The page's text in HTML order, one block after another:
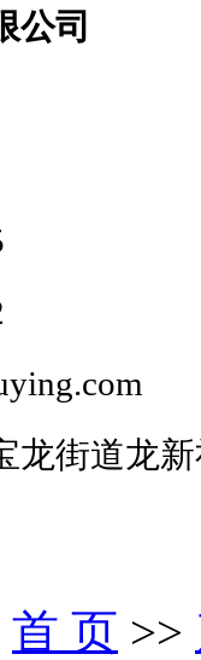
公司
龙街道龙
首 页 >>